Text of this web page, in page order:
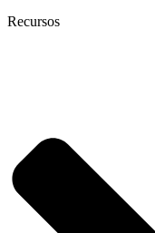
Recursos